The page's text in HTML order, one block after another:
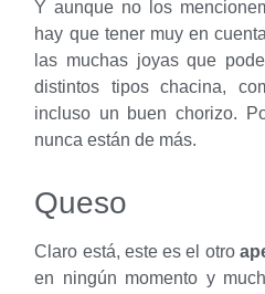
Y aunque no los
hay que tener muy en
las muchas joyas que
distintos tipos chacina,
incluso un buen chorizo.
nunca están de más.
Queso
Claro está, este es el otro
en ningún momento y